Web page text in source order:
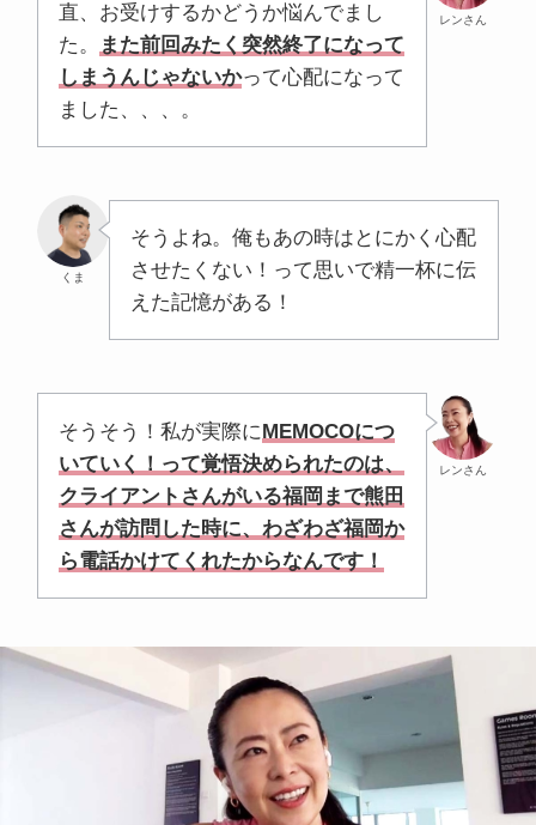
レンさん
直、お受けするかどうか悩んでまし
た。
また前回みたく突然終了になって
しまうんじゃないかって心配になって
ました、、、。
くま
そうよね。俺もあの時はとにかく心配
させたくない！って思いで精一杯に伝
えた記憶がある！
レンさん
そうそう！私が実際にMEMOCOにつ
いていく！って覚悟決められたのは、
クライアントさんがいる福岡まで熊田
さんが訪問した時に、わざわざ福岡か
ら電話かけてくれたからなんです！